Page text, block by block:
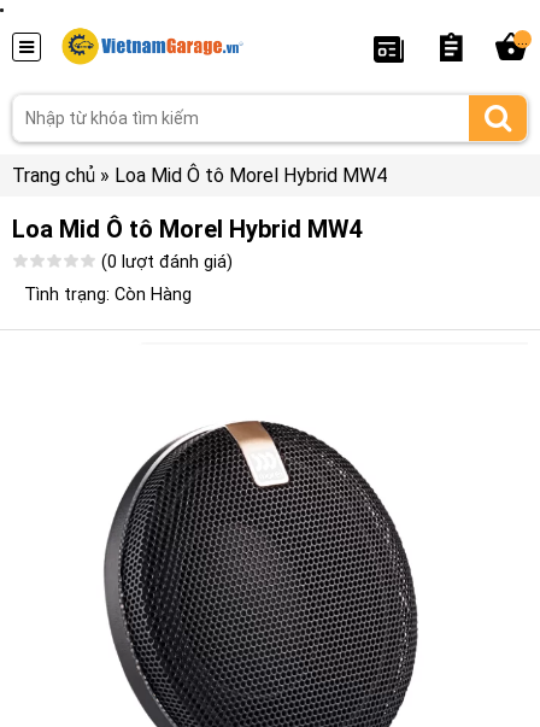
Trang chủ » Loa Mid Ô tô Morel Hybrid MW4
Loa Mid Ô tô Morel Hybrid MW4
(0 lượt đánh giá)
Tình trạng: Còn Hàng